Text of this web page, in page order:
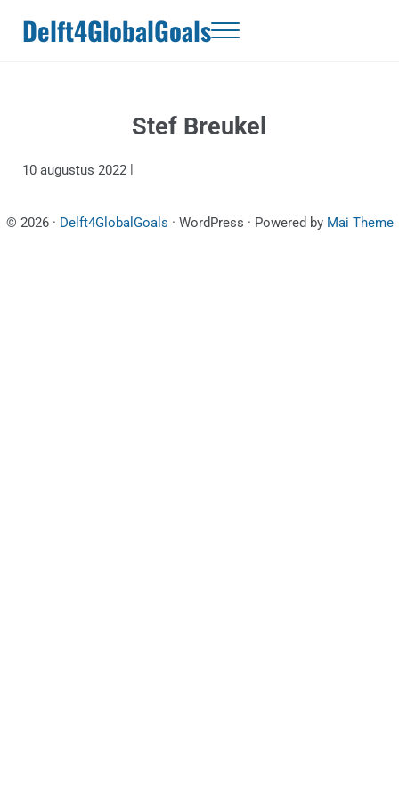
Delft4GlobalGoals Menu
Stef Breukel
10 augustus 2022|
© 2026 · Delft4GlobalGoals · WordPress · Powered by Mai Theme